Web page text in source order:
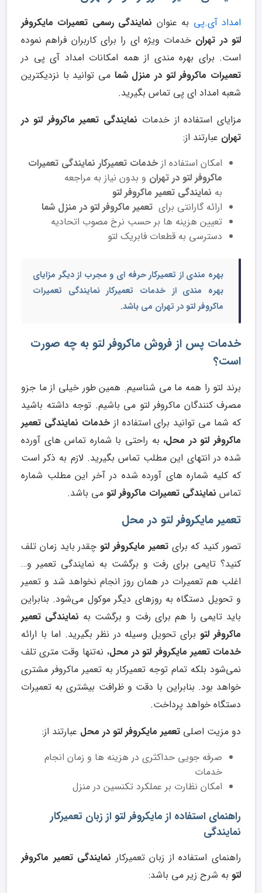
امداد آی.پی به عنوان نمایندگی رسمی تعمیرات مایکروفر
لتو در تهران خدمات ویژه ای را برای کاربران فراهم نموده
است. برای بهره مندی از همه امکانات امداد آی پی در
تعمیرات ماکروفر لتو در منزل شما می توانید با نزدیکترین
شعبه امداد ای پی تماس بگیرید.
مزایای استفاده از خدمات نمایندگی تعمیر ماکروفر لتو در
تهران عبارتند از:
امکان استفاده از خدمات تعمیرکار نمایندگی تعمیرات
ماکروفر لتو در تهران و بدون نیاز به مراجعه
به نمایندگی تعمیر ماکروفر لتو
ارائه گارانتی برای تعمیر ماکروفر لتو در منزل شما
تعیین هزینه ها بر حسب نرخ مصوب اتحادیه
دسترسی به قطعات فابریک لتو
بهره مندی از تعمیرکار حرفه ای و مجرب از دیگر مزایای
بهره مندی از خدمات تعمیرکار نمایندگی تعمیرات
ماکروفر لتو در تهران می باشد.
خدمات پس از فروش ماکروفر لتو به چه صورت
است؟
برند لتو را همه ما می شناسیم. همین طور خیلی از ما جزو
مصرف کنندگان ماکروفر لتو می باشیم. توجه داشته باشید
که شما می توانید برای استفاده ازخدمات نمایندگی تعمیر
ماکروفر لتو در محل، به راحتی با شماره تماس های آورده
شده در انتهای این مطلب تماس بگیرید. لازم به ذکر است
که کلیه شماره های آورده شده در آخر این مطلب شماره
تماس نمایندگی تعمیرات ماکروفر لتو می باشد.
تعمیر مایکروفر لتو در محل
تصور کنید که برایتعمیر مایکروفر لتوچقدر باید زمان تلف
کنید؟ تایمی برای رفت و برگشت به نمایندگی تعمیر و…
اغلب هم تعمیرات در همان روز انجام نخواهد شد و تعمیر
و تحویل دستگاه به روزهای دیگر موکول می‌شود. بنابراین
باید تایمی را هم برای رفت و برگشت به نمایندگی تعمیر
ماکروفر لتوبرای تحویل وسیله در نظر بگیرید. اما با ارائه
خدمات تعمیر مایکروفر لتو در محل، نه‌تنها وقت متری تلف
نمی‌شود بلکه تمام توجه تعمیرکار به تعمیر ماکروفر مشتری
خواهد بود. بنابراین با دقت و ظرافت بیشتری به تعمیرات
دستگاه خواهد پرداخت.
دو مزیت اصلی تعمیر مایکروفر لتو در محل عبارتند از:
صرفه جویی حداکثری در هزینه ها و زمان انجام
خدمات
امکان نظارت بر عملکرد تکنسین در منزل
راهنمای استفاده از مایکروفر لتو از زبان تعمیرکار
نمایندگی
راهنمای استفاده از زبان تعمیرکار نمایندگی تعمیر ماکروفر
لتو به شرح زیر می باشد: